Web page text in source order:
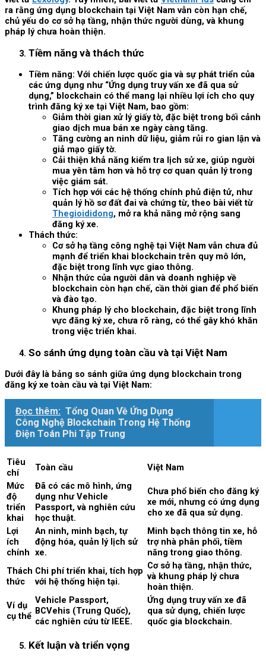
ra rằng ứng dụng blockchain tại Việt Nam vẫn còn hạn chế,
chủ yếu do cơ sở hạ tầng, nhận thức người dùng, và khung
pháp lý chưa hoàn thiện.
Tiềm năng và thách thức
Tiềm năng: Với chiến lược quốc gia và sự phát triển của
các ứng dụng như “Ứng dụng truy vấn xe đã qua sử
dụng,” blockchain có thể mang lại nhiều lợi ích cho quy
trình đăng ký xe tại Việt Nam, bao gồm:
Giảm thời gian xử lý giấy tờ, đặc biệt trong bối cảnh
giao dịch mua bán xe ngày càng tăng.
Tăng cường an ninh dữ liệu, giảm rủi ro gian lận và
giả mạo giấy tờ.
Cải thiện khả năng kiểm tra lịch sử xe, giúp người
mua yên tâm hơn và hỗ trợ cơ quan quản lý trong
việc giám sát.
Tích hợp với các hệ thống chính phủ điện tử, như
quản lý hồ sơ đất đai và chứng từ, theo bài viết từ
Thegioididong, mở ra khả năng mở rộng sang
đăng ký xe.
Thách thức:
Cơ sở hạ tầng công nghệ tại Việt Nam vẫn chưa đủ
mạnh để triển khai blockchain trên quy mô lớn,
đặc biệt trong lĩnh vực giao thông.
Nhận thức của người dân và doanh nghiệp về
blockchain còn hạn chế, cần thời gian để phổ biến
và đào tạo.
Khung pháp lý cho blockchain, đặc biệt trong lĩnh
vực đăng ký xe, chưa rõ ràng, có thể gây khó khăn
trong việc triển khai.
So sánh ứng dụng toàn cầu và tại Việt Nam
Dưới đây là bảng so sánh giữa ứng dụng blockchain trong
đăng ký xe toàn cầu và tại Việt Nam:
Đọc thêm: Tổng Quan Về Ứng Dụng
Công Nghệ Blockchain Trong Hệ Thống
Điện Toán Phi Tập Trung
Tiêu
chí
Toàn cầu
Việt Nam
Mức
độ
triển
khai
Đã có các mô hình, ứng
dụng như Vehicle
Passport, và nghiên cứu
học thuật.
Chưa phổ biến cho đăng ký
xe mới, nhưng có ứng dụng
cho xe đã qua sử dụng.
Lợi
ích
chính
An ninh, minh bạch, tự
động hóa, quản lý lịch sử
xe.
Minh bạch thông tin xe, hỗ
trợ nhà phân phối, tiềm
năng trong giao thông.
Thách
thức
Chi phí triển khai, tích hợp
với hệ thống hiện tại.
Cơ sở hạ tầng, nhận thức,
và khung pháp lý chưa
hoàn thiện.
Ví dụ
cụ thể
Vehicle Passport,
BCVehis (Trung Quốc),
các nghiên cứu từ IEEE.
Ứng dụng truy vấn xe đã
qua sử dụng, chiến lược
quốc gia blockchain.
Kết luận và triển vọng